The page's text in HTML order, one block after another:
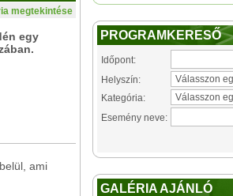
megtekintése
egy
ami
PROGRAMKERESŐ
Időpont:
Helyszín:
Kategória:
Esemény neve:
GALÉRIA AJÁNLÓ